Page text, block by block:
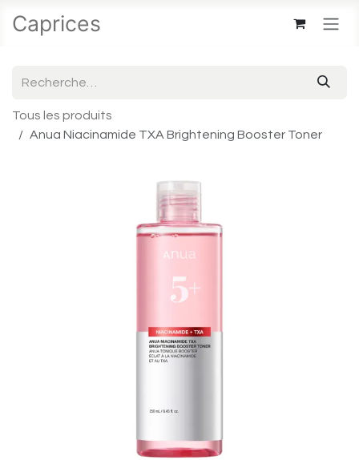
Caprices
Tous les produits
Anua Niacinamide TXA Brightening Booster Toner